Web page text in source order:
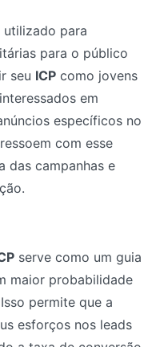
utilizado para
para o público
seu ICP como jovens
em
específicos no
com esse
das campanhas e
serve como um guia
maior probabilidade
permite que a
esforços nos leads